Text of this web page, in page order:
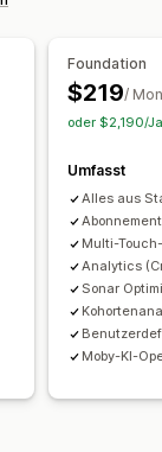
Funnel-Analyse
Pixel-Tracking
Foundation
$219/
oder $2,190/
Umfasst
Alles aus
Multi-
Analytics
Sonar
Moby-KI-